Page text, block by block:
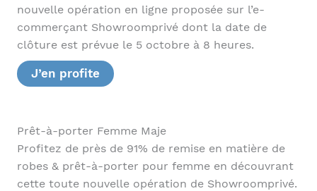
nouvelle opération en ligne proposée sur l’e-
commerçant Showroomprivé dont la date de
clôture est prévue le 5 octobre à 8 heures.
J’en profite
Prêt-à-porter Femme Maje
Profitez de près de 91% de remise en matière de
robes & prêt-à-porter pour femme en découvrant
cette toute nouvelle opération de Showroomprivé.